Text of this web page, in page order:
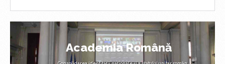
Academia Română